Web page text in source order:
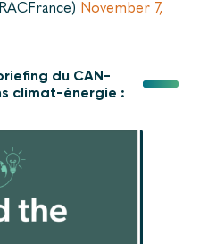
November 7,
du CAN-
climat-énergie :